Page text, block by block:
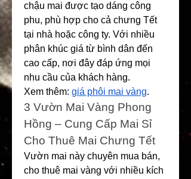
chậu mai được tạo dáng công
phu, phù hợp cho cả chưng Tết
tại nhà hoặc công ty. Với nhiều
phân khúc giá từ bình dân đến
cao cấp, nơi đây đáp ứng mọi
nhu cầu của khách hàng.
Xem thêm: giá phôi mai vàng.
3️ Vườn Mai Vàng Phong
Hồng – Cung Cấp Mai Sỉ
Cho Thuê Mai Chưng Tết
Vườn mai này chuyên mua bán,
cho thuê mai vàng với nhiều kích